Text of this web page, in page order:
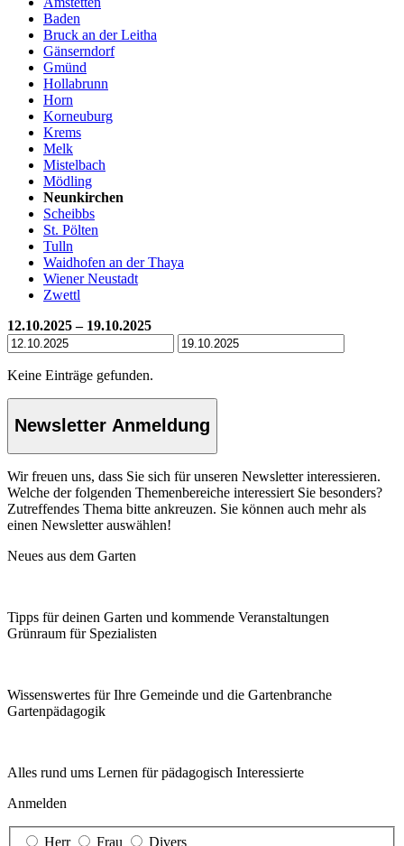
Baden
Bruck an der Leitha
Gänserndorf
Gmünd
Hollabrunn
Horn
Korneuburg
Krems
Melk
Mistelbach
Mödling
Neunkirchen
Scheibbs
St. Pölten
Tulln
Waidhofen an der Thaya
Wiener Neustadt
Zwettl
12.10.2025 – 19.10.2025
Keine Einträge gefunden.
Newsletter Anmeldung
Wir freuen uns, dass Sie sich für unseren Newsletter interessieren.
Welche der folgenden Themenbereiche interessiert Sie besonders?
Zutreffendes Thema bitte ankreuzen. Sie können auch mehr als
einen Newsletter auswählen!
Neues aus dem Garten
Tipps für deinen Garten und kommende Veranstaltungen
Grünraum für Spezialisten
Wissenswertes für Ihre Gemeinde und die Gartenbranche
Garten­pädagogik
Alles rund ums Lernen für pädagogisch Interessierte
Anmelden
Herr Frau Divers